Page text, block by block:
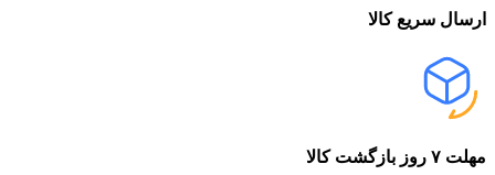
ارسال سریع کالا
مهلت ۷ روز بازگشت کالا